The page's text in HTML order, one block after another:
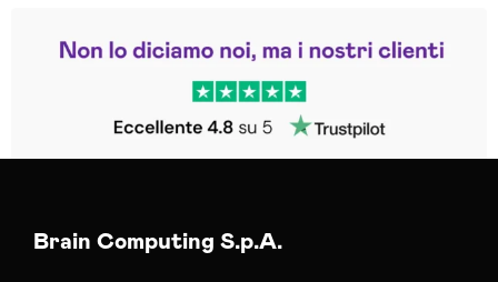
Trustpilot
Brain Computing S.p.A.